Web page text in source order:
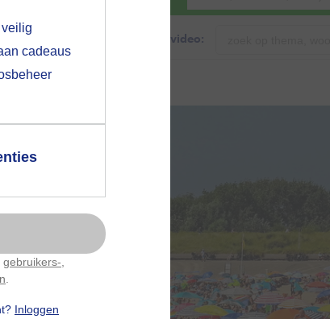
cadeaus
gebruikers-
Inloggen
Zoeken in foto & video:
voor
op hebt
pop-up uit
later
dag deze pop-up